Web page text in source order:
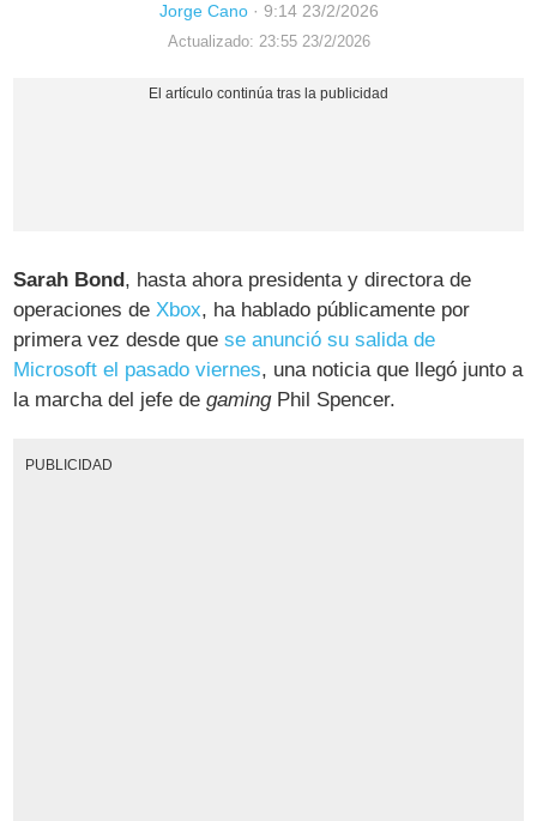
Jorge Cano· 9:14 23/2/2026
Actualizado: 23:55 23/2/2026
Sarah Bond, hasta ahora presidenta y directora de
operaciones deXbox, ha hablado públicamente por
primera vez desde quese anunció su salida de
Microsoft el pasado viernes, una noticia que llegó junto a
la marcha del jefe degamingPhil Spencer.
PUBLICIDAD